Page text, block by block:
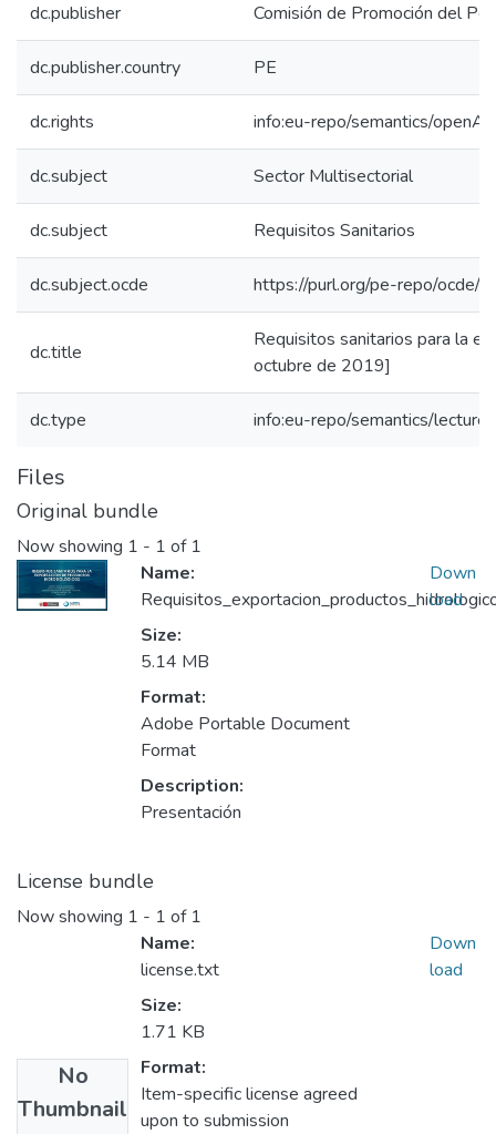
dc.publisher Comisión de Promoción del
dc.publisher.country PE
dc.rights info:eu-repo/semantics/
dc.subject Sector Multisectorial
dc.subject Requisitos Sanitarios
dc.subject.ocde https://purl.org/pe-repo/ocde/
dc.title
Requisitos sanitarios para la
octubre de 2019]
dc.type info:eu-repo/semantics/lecture
Files
Original bundle
Now showing 1 - 1 of 1
Name:
Size:
5.14 MB
Format:
Adobe Portable Document
Format
Description:
Presentación
Down
load
License bundle
Now showing 1 - 1 of 1
No
Thumbnail
Name:
license.txt
Size:
1.71 KB
Format:
Item-specific license agreed
upon to submission
Down
load